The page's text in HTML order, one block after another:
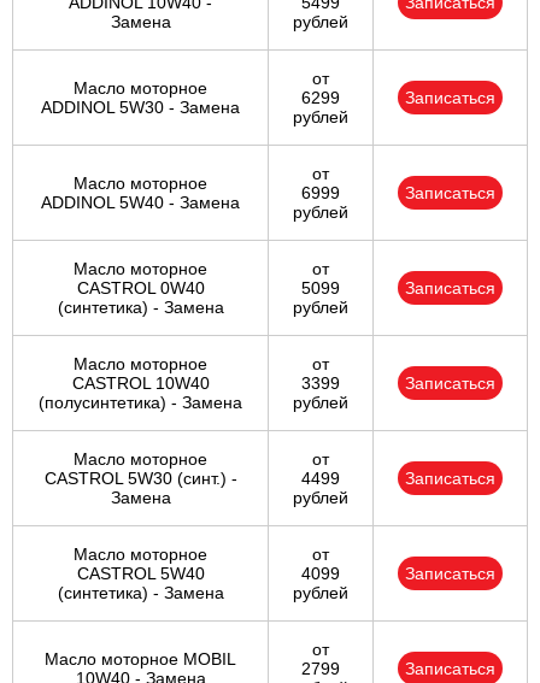
Замена
рублей
Масло моторное
ADDINOL 5W30 - Замена
от
6299
рублей
Записаться
Масло моторное
ADDINOL 5W40 - Замена
от
6999
рублей
Записаться
Масло моторное
CASTROL 0W40
(синтетика) - Замена
от
5099
рублей
Записаться
Масло моторное
CASTROL 10W40
(полусинтетика) - Замена
от
3399
рублей
Записаться
Масло моторное
CASTROL 5W30 (синт.) -
Замена
от
4499
рублей
Записаться
Масло моторное
CASTROL 5W40
(синтетика) - Замена
от
4099
рублей
Записаться
Масло моторное MOBIL
10W40 - Замена
от
2799
Записаться